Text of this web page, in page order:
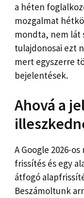
a héten
mozgalmat
mondta, nem lát
tulajdonosai ezt
mert egyszerre
bejelentések.
Ahová a
A Google 2026-
frissítés és egy
átfogó
Beszámoltunk